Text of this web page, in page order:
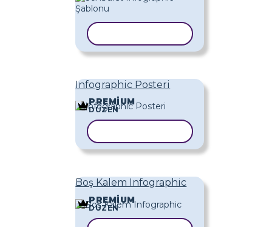
Infographic Posteri
PREMIUM
DÜZEN
Boş Kalem Infographic
PREMIUM
DÜZEN